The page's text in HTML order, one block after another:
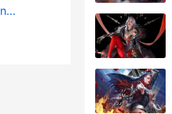
《英雄联盟》北极星竞技场玩法说明 beichuan英雄联盟